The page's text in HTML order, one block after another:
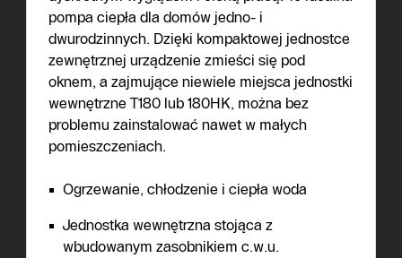
pompa ciepła dla domów jedno- i
dwurodzinnych. Dzięki kompaktowej jednostce
zewnętrznej urządzenie zmieści się pod
oknem, a zajmujące niewiele miejsca jednostki
wewnętrzne T180 lub 180HK, można bez
problemu zainstalować nawet w małych
pomieszczeniach.
Ogrzewanie, chłodzenie i ciepła woda
Jednostka wewnętrzna stojąca z
wbudowanym zasobnikiem c.w.u.